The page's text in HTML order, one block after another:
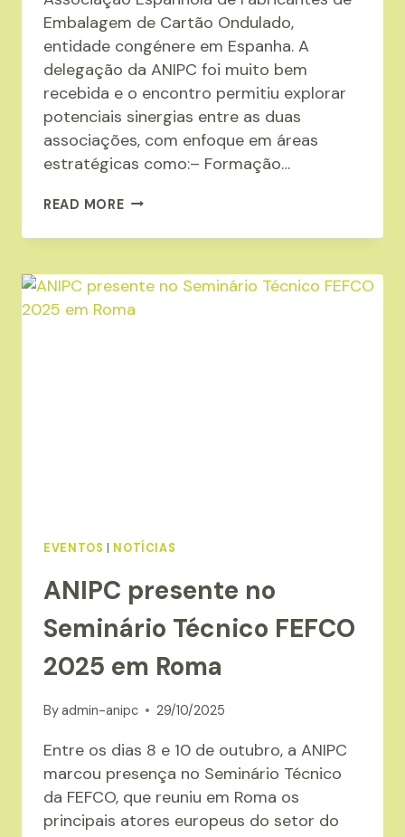
Embalagem de Cartão Ondulado,
entidade congénere em Espanha. A
delegação da ANIPC foi muito bem
recebida e o encontro permitiu explorar
potenciais sinergias entre as duas
associações, com enfoque em áreas
estratégicas como:– Formação…
READ MOREANIPC
AFCO
PARA
REFORÇO
EVENTOS NOTÍCIAS
ANIPC presente no
Seminário Técnico FEFCO
2025 em Roma
Byadmin-anipc 29/10/2025
Entre os dias 8 e 10 de outubro, a ANIPC
marcou presença no Seminário Técnico
da FEFCO, que reuniu em Roma os
principais atores europeus do setor do